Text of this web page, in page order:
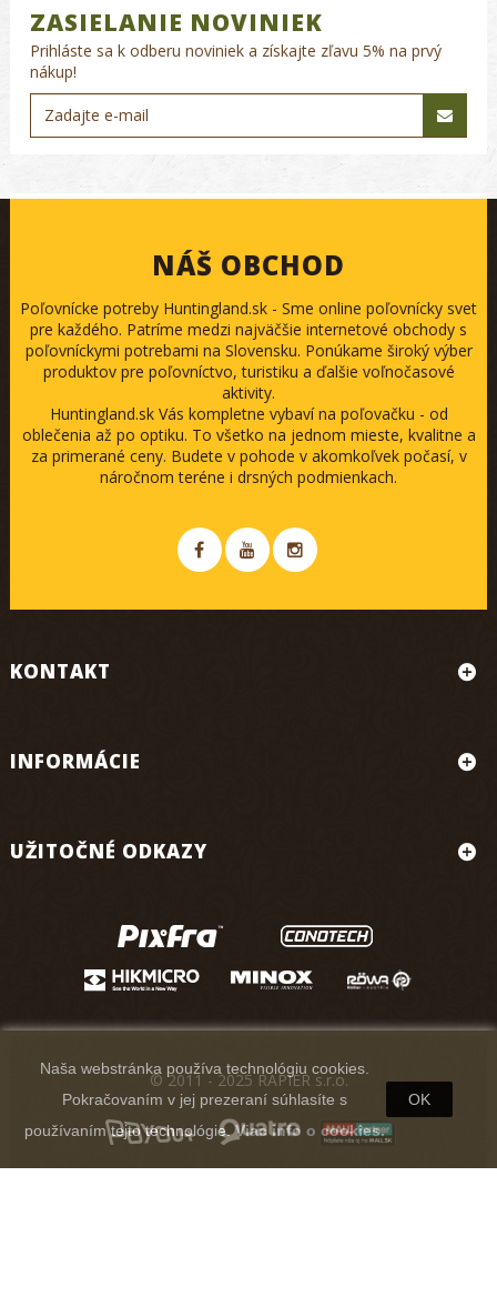
ZASIELANIE NOVINIEK
Prihláste sa k odberu noviniek a získajte zľavu 5% na prvý
nákup!
NÁŠ OBCHOD
Poľovnícke potreby Huntingland.sk - Sme online poľovnícky svet
pre každého. Patríme medzi najväčšie internetové obchody s
poľovníckymi potrebami na Slovensku. Ponúkame široký výber
produktov pre poľovníctvo, turistiku a ďalšie voľnočasové
aktivity.
Huntingland.sk Vás kompletne vybaví na poľovačku - od
oblečenia až po optiku. To všetko na jednom mieste, kvalitne a
za primerané ceny. Budete v pohode v akomkoľvek počasí, v
náročnom teréne i drsných podmienkach.
KONTAKT
INFORMÁCIE
UŽITOČNÉ ODKAZY
Naša webstránka používa technológiu cookies.
Pokračovaním v jej prezeraní súhlasíte s
používaním tejto technológie.Viac info o cookies.
OK
© 2011 - 2025 RAPIER s.r.o.